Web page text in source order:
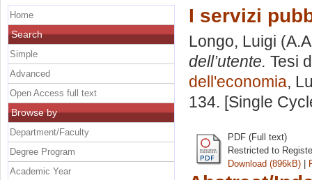
I servizi
Longo, Luigi
dell’utente. Tesi
dell'economia,
134. [Single
PDF (Full text)
Restricted to
Download (896kB) |
Home
Search
Simple
Advanced
Open Access full text
Browse by
Department/Faculty
Degree Program
Academic Year